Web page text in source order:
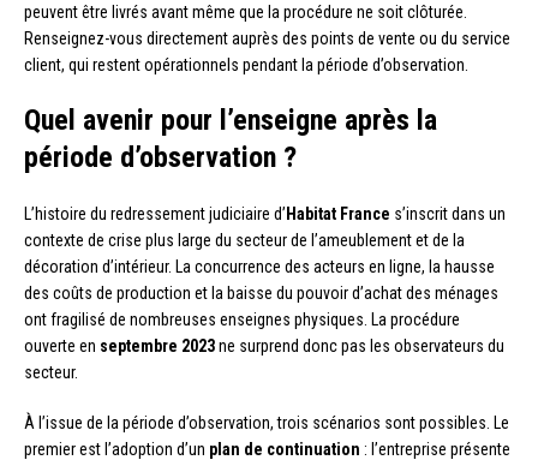
peuvent être livrés avant même que la procédure ne soit clôturée.
Renseignez-vous directement auprès des points de vente ou du service
client, qui restent opérationnels pendant la période d’observation.
Quel avenir pour l’enseigne après la
période d’observation ?
L’histoire du redressement judiciaire d’ Habitat France s’inscrit dans un
contexte de crise plus large du secteur de l’ameublement et de la
décoration d’intérieur. La concurrence des acteurs en ligne, la hausse
des coûts de production et la baisse du pouvoir d’achat des ménages
ont fragilisé de nombreuses enseignes physiques. La procédure
ouverte en septembre 2023ne surprend donc pas les observateurs du
secteur.
À l’issue de la période d’observation, trois scénarios sont possibles. Le
premier est l’adoption d’un plan de continuation : l’entreprise présente